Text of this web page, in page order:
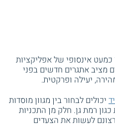
כמעט אינסופי של אפליקציות
מציב אתגרים חדשים בפני
יעילה ופרקטית.
יכולים לבחור בין מגוון מוסדות
רמת גן. חלק מן התכניות
לעשות את הצעדים